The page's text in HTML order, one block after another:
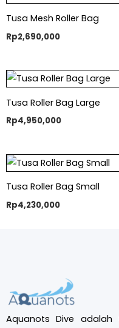
Tusa Mesh Roller Bag
Rp2,690,000
Tusa Roller Bag Large
Rp4,950,000
Tusa Roller Bag Small
Rp4,230,000
Aquanots Dive